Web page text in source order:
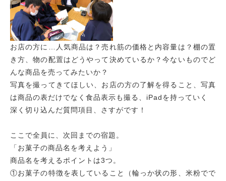
お店の方に…人気商品は？売れ筋の価格と内容量は？棚の置
き方、物の配置はどうやって決めているか？今ないものでど
んな商品を売ってみたいか？
写真を撮ってきてほしい、お店の方の了解を得ること、写真
は商品の表だけでなく食品表示も撮る、iPadを持っていく
深く切り込んだ質問項目、さすがです！
ここで全員に、次回までの宿題。
「お菓子の商品名を考えよう」
商品名を考えるポイントは3つ。
①お菓子の特徴を表していること（輪っか状の形、米粉でで